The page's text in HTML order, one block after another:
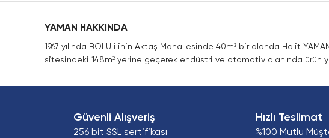
YAMAN HAKKINDA
1967 yılında BOLU ilinin Aktaş Mahallesinde 40m² bir alanda Halit
sitesindeki 148m² yerine geçerek endüstri ve otomotiv alanında
Güvenli Alışveriş
256 bit SSL sertifikası
Hızlı Teslimat
%100 Mutlu